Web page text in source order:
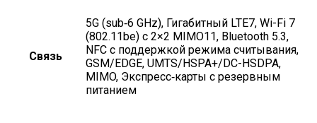
Связь
5G (sub‑6 GHz), Гигабитный LTE7, Wi-Fi 7
(802.11be) с 2×2 MIMO11, Bluetooth 5.3,
NFC с поддержкой режима считывания,
GSM/EDGE, UMTS/HSPA+/DC-HSDPA,
MIMO, Экспресс‑карты с резервным
питанием